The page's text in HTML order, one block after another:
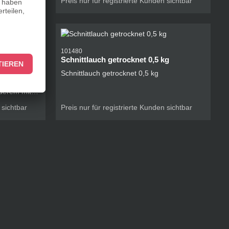
mit
101480
Schnittlauch getrocknet 0,5 kg
Schnittlauch getrocknet 0,5 kg
Preis nur für registrierte Kunden sichtbar